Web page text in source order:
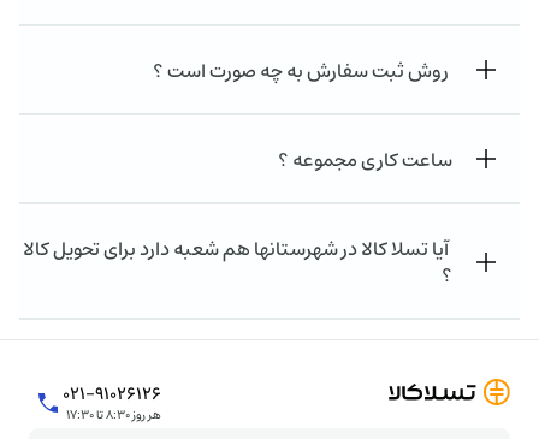
روش ثبت سفارش به چه صورت است ؟
ساعت کاری مجموعه ؟
آیا تسلا کالا در شهرستانها هم شعبه دارد برای تحویل کالا
؟
۰۲۱-۹۱۰۲۶۱۲۶
هر روز ۸:۳۰ تا ۱۷:۳۰